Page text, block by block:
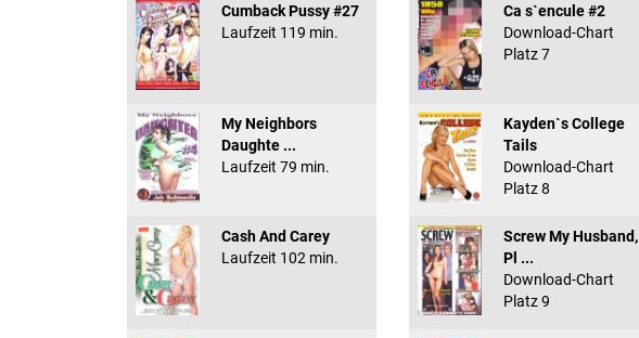
Cumback Pussy #27
Laufzeit 119 min.
My Neighbors
Daughte ...
Laufzeit 79 min.
Cash And Carey
Laufzeit 102 min.
Ca s`encule #2
Download-Chart
Platz 7
Kayden`s College
Tails
Download-Chart
Platz 8
Screw My Husband,
Pl ...
Download-Chart
Platz 9